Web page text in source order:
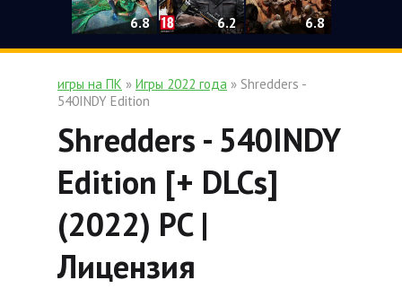
6.8 6.2 6.8
игры на ПК » Игры 2022 года » Shredders -
540INDY Edition
Shredders - 540INDY
Edition [+ DLCs]
(2022) PC |
Лицензия